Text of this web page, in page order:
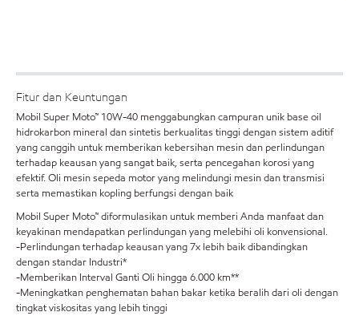
Fitur dan Keuntungan
Mobil Super Moto™ 10W-40 menggabungkan campuran unik base oil
hidrokarbon mineral dan sintetis berkualitas tinggi dengan sistem aditif
yang canggih untuk memberikan kebersihan mesin dan perlindungan
terhadap keausan yang sangat baik, serta pencegahan korosi yang
efektif. Oli mesin sepeda motor yang melindungi mesin dan transmisi
serta memastikan kopling berfungsi dengan baik
Mobil Super Moto™ diformulasikan untuk memberi Anda manfaat dan
keyakinan mendapatkan perlindungan yang melebihi oli konvensional.
-Perlindungan terhadap keausan yang 7x lebih baik dibandingkan
dengan standar Industri*
-Memberikan Interval Ganti Oli hingga 6.000 km**
-Meningkatkan penghematan bahan bakar ketika beralih dari oli dengan
tingkat viskositas yang lebih tinggi